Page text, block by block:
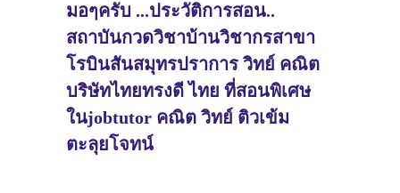
มอๆครับ ...ประวัติการสอน..
สถาบันกวดวิชาบ้านวิชากรสาขา
โรบินสันสมุทรปราการ วิทย์ คณิต
บริษัทไทยทรงดี ไทย ที่สอนพิเศษ
ในjobtutor คณิต วิทย์ ติวเข้ม
ตะลุยโจทน์